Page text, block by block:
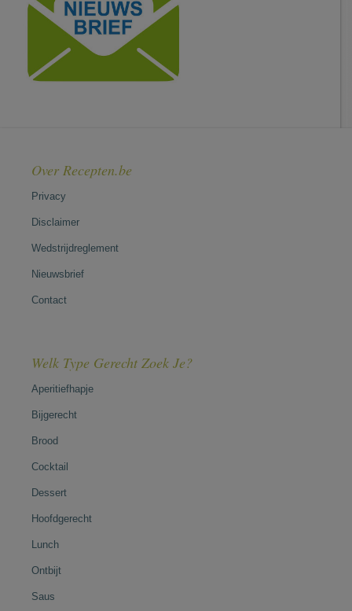
Over Recepten.be
Privacy
Disclaimer
Wedstrijdreglement
Nieuwsbrief
Contact
Welk Type Gerecht Zoek Je?
Aperitiefhapje
Bijgerecht
Brood
Cocktail
Dessert
Hoofdgerecht
Lunch
Ontbijt
Saus